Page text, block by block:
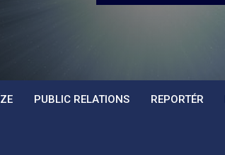
PUBLIC RELATIONS REPORTÉR